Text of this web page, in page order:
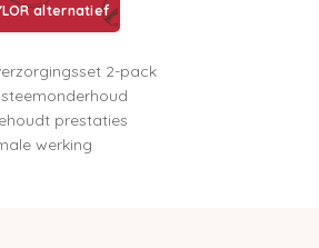
alternatief
2-pack
prestaties
werking